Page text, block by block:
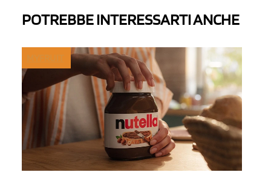
POTREBBE INTERESSARTI ANCHE